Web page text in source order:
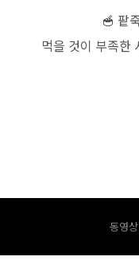
🥣 팥
먹을 것이 부족한
동영